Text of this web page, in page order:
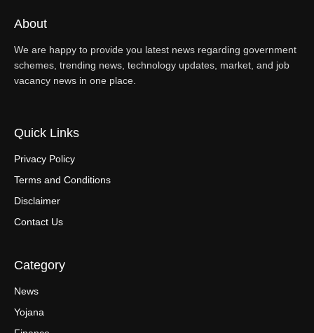
About
We are happy to provide you latest news regarding government
schemes, trending news, technology updates, market, and job
vacancy news in one place.
Quick Links
Privacy Policy
Terms and Conditions
Disclaimer
Contact Us
Category
News
Yojana